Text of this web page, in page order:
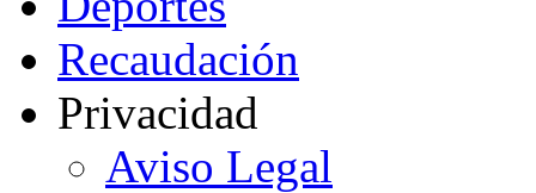
Recaudación
Privacidad
Aviso Legal